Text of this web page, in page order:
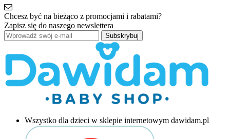
Chcesz być na bieżąco z promocjami i rabatami?
Zapisz się do naszego newslettera
Subskrybuj
Wszystko dla dzieci w sklepie internetowym dawidam.pl